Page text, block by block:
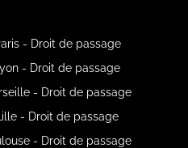
- Droit de passage
- Droit de passage
- Droit de passage
- Droit de passage
- Droit de passage